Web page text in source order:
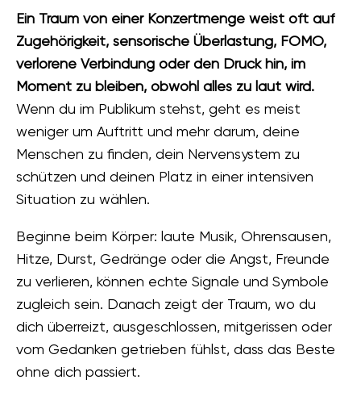
Ein Traum von einer Konzertmenge weist oft auf
Zugehörigkeit, sensorische Überlastung, FOMO,
verlorene Verbindung oder den Druck hin, im
Moment zu bleiben, obwohl alles zu laut wird.
Wenn du im Publikum stehst, geht es meist
weniger um Auftritt und mehr darum, deine
Menschen zu finden, dein Nervensystem zu
schützen und deinen Platz in einer intensiven
Situation zu wählen.
Beginne beim Körper: laute Musik, Ohrensausen,
Hitze, Durst, Gedränge oder die Angst, Freunde
zu verlieren, können echte Signale und Symbole
zugleich sein. Danach zeigt der Traum, wo du
dich überreizt, ausgeschlossen, mitgerissen oder
vom Gedanken getrieben fühlst, dass das Beste
ohne dich passiert.